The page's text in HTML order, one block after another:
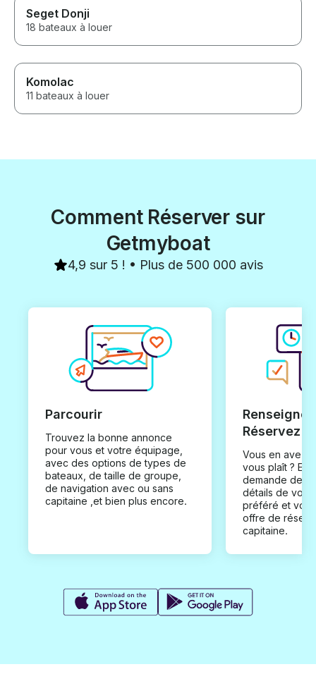
Seget Donji
18 bateaux à louer
Komolac
11 bateaux à louer
Comment Réserver sur
Getmyboat
4,9 sur 5 ! • Plus de 500 000 avis
Parcourir
Trouvez la bonne annonce
pour vous et votre équipage,
avec des options de types de
bateaux, de taille de groupe,
de navigation avec ou sans
capitaine ,et bien plus encore.
Réservez
Vous en avez
vous plaît ?
demande de
détails de
préféré et
offre de
capitaine.